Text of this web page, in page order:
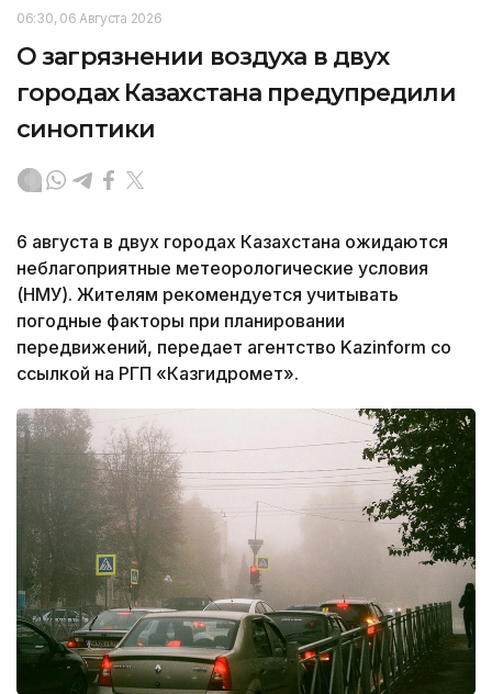
06:30, 06 Августа 2026
О загрязнении воздуха в двух
городах Казахстана предупредили
синоптики
6 августа в двух городах Казахстана ожидаются
неблагоприятные метеорологические условия
(НМУ). Жителям рекомендуется учитывать
погодные факторы при планировании
передвижений, передает агентство Kazinform со
ссылкой на РГП «Казгидромет».